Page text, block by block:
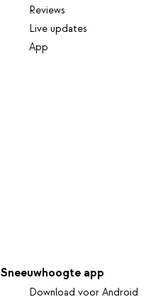
Reviews
Live updates
App
Sneeuwhoogte app
Download voor Android